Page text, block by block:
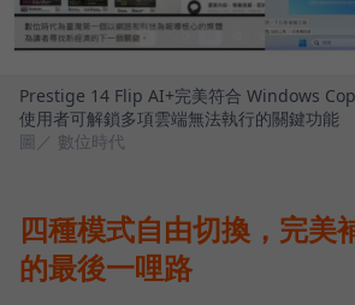
Prestige 14 Flip AI+完美符合 Windows
使用者可解鎖多項雲端無法執行的關鍵功能
圖／ 數位時代
四種模式自由切換，完美
的最後一哩路